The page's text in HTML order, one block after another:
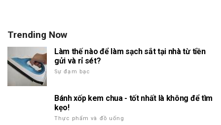
Trending Now
Làm thế nào để làm sạch sắt tại nhà từ tiền
gửi và rỉ sét?
Sự đạm bạc
Bánh xốp kem chua - tốt nhất là không để tìm
kẹo!
Thực phẩm và đồ uống